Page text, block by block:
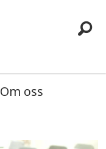
Om oss